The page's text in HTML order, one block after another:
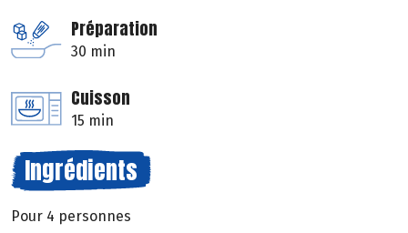
Préparation
30 min
Cuisson
15 min
Ingrédients
Pour 4 personnes